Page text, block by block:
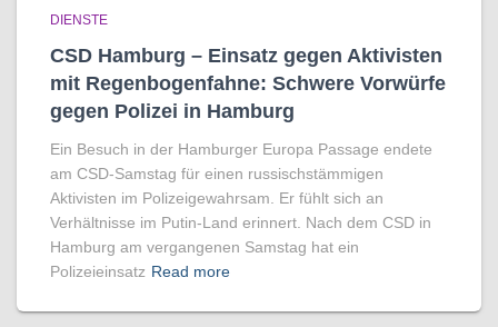
DIENSTE
CSD Hamburg – Einsatz gegen Aktivisten
mit Regenbogen­fahne: Schwere Vorwürfe
gegen Polizei in Hamburg
Ein Besuch in der Hamburger Europa Passage endete
am CSD-Samstag für einen russischstämmigen
Aktivisten im Polizeigewahrsam. Er fühlt sich an
Verhältnisse im Putin-Land erinnert. Nach dem CSD in
Hamburg am vergangenen Samstag hat ein
Polizeieinsatz Read more